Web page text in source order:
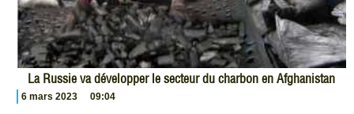
La Russie va développer le secteur du charbon en Afghanistan
6 mars 2023 09:04